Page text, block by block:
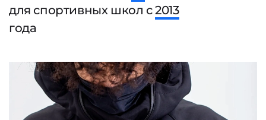
для спортивных школ с2013
года